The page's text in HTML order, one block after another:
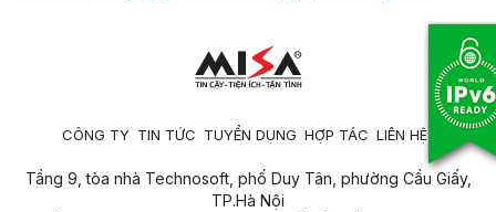
CÔNG TY TIN TỨC TUYỂN DỤNG HỢP TÁC LIÊN HỆ
Tầng 9, tòa nhà Technosoft, phố Duy Tân, phường Cầu Giấy,
TP.Hà Nội